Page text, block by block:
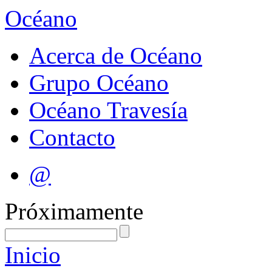
Océano
Acerca de Océano
Grupo Océano
Océano Travesía
Contacto
@
Próximamente
Inicio